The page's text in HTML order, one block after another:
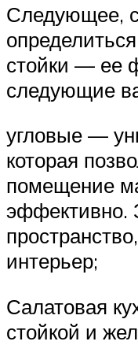
Следующее,
стойки — ее
следующие
угловые —
которая
помещение
эффективно.
интерьер;
Салатовая
стойкой и